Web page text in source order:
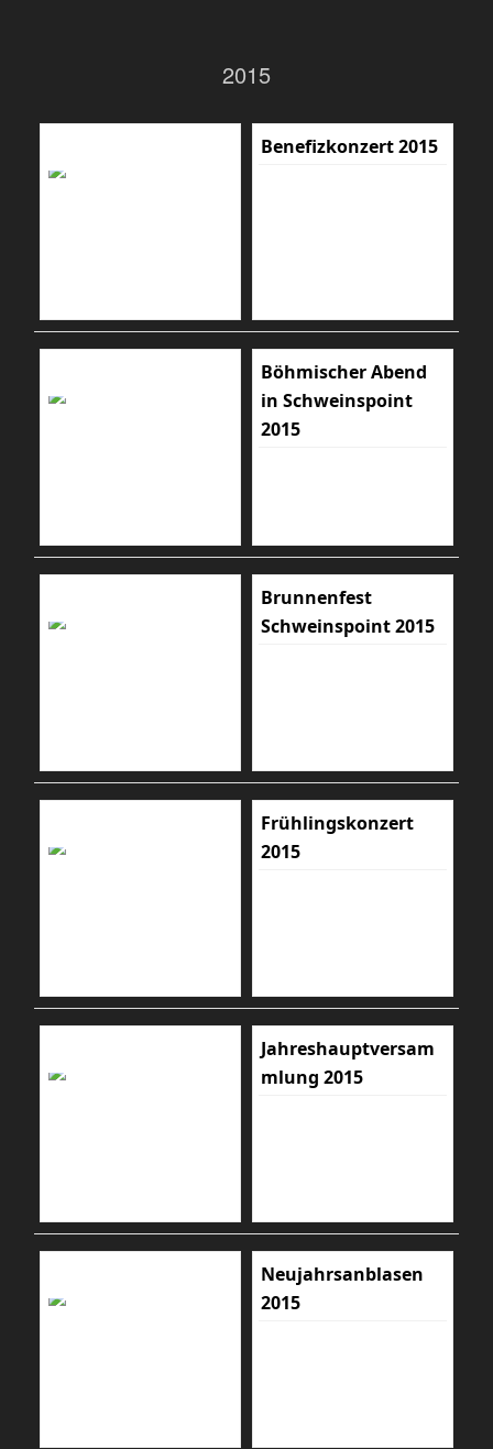
2015
Benefizkonzert 2015
Böhmischer Abend
in Schweinspoint
2015
Brunnenfest
Schweinspoint 2015
Frühlingskonzert
2015
Jahreshauptversam
mlung 2015
Neujahrsanblasen
2015